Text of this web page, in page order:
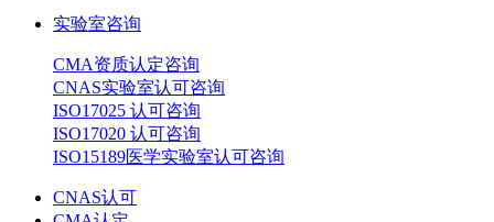
实验室咨询
CMA资质认定咨询
CNAS实验室认可咨询
ISO17025 认可咨询
ISO17020 认可咨询
ISO15189医学实验室认可咨询
CNAS认可